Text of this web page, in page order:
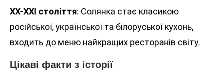
XX-XXI століття: Солянка стає класикою
російської, української та білоруської кухонь,
входить до меню найкращих ресторанів світу.
Цікаві факти з історії